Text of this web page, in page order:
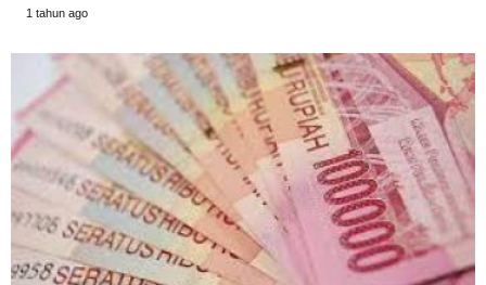
1 tahun ago